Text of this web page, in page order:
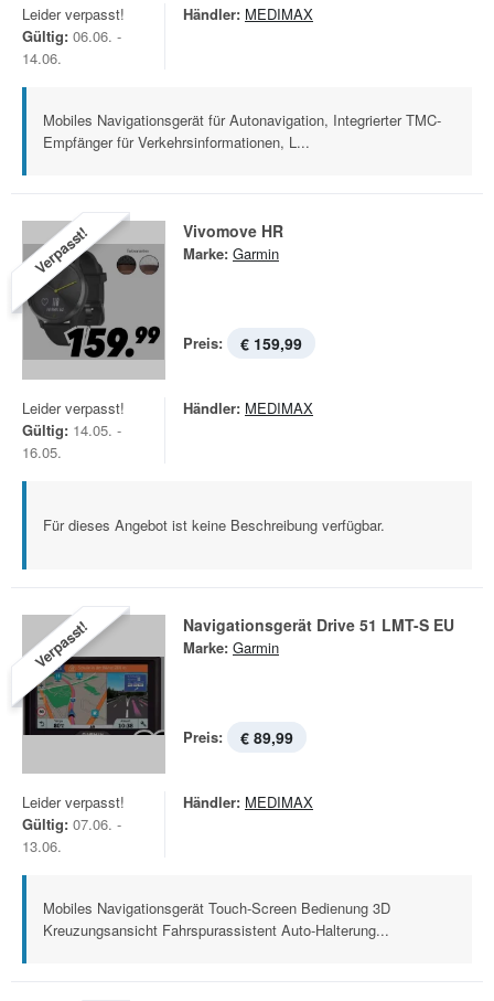
Leider verpasst!
Gültig: 06.06. -
14.06.
Händler: MEDIMAX
Mobiles Navigationsgerät für Autonavigation, Integrierter TMC-
Empfänger für Verkehrsinformationen, L...
Verpasst! Vivomove HR
Marke: Garmin
Preis: € 159,99
Leider verpasst!
Gültig: 14.05. -
16.05.
Händler: MEDIMAX
Für dieses Angebot ist keine Beschreibung verfügbar.
Verpasst! Navigationsgerät Drive 51 LMT-S EU
Marke: Garmin
Preis: € 89,99
Leider verpasst!
Gültig: 07.06. -
13.06.
Händler: MEDIMAX
Mobiles Navigationsgerät Touch-Screen Bedienung 3D
Kreuzungsansicht Fahrspurassistent Auto-Halterung...